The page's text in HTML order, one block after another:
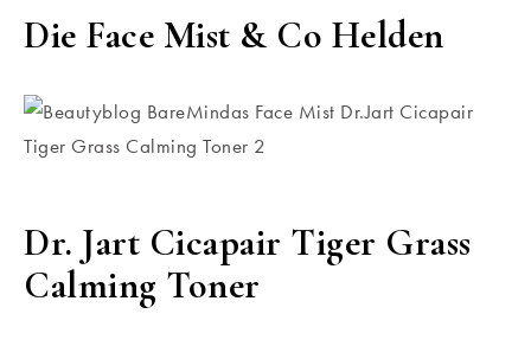
Die Face Mist & Co Helden
Dr. Jart Cicapair Tiger Grass
Calming Toner